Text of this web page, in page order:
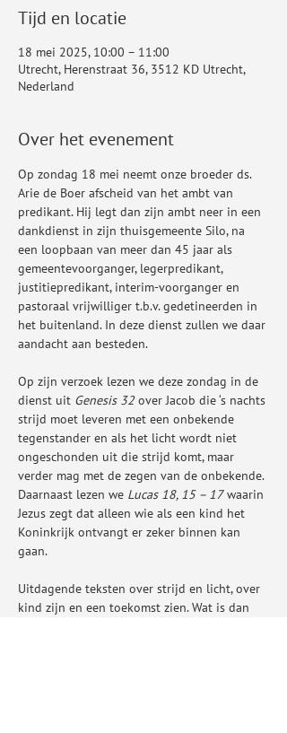
Tijd en locatie
18 mei 2025, 10:00 – 11:00
Utrecht, Herenstraat 36, 3512 KD Utrecht,
Nederland
Over het evenement
Op zondag 18 mei neemt onze broeder ds.
Arie de Boer afscheid van het ambt van
predikant. Hij legt dan zijn ambt neer in een
dankdienst in zijn thuisgemeente Silo, na
een loopbaan van meer dan 45 jaar als
gemeentevoorganger, legerpredikant,
justitiepredikant, interim-voorganger en
pastoraal vrijwilliger t.b.v. gedetineerden in
het buitenland. In deze dienst zullen we daar
aandacht aan besteden.
Op zijn verzoek lezen we deze zondag in de
dienst uit Genesis 32 over Jacob die ‘s nachts
strijd moet leveren met een onbekende
tegenstander en als het licht wordt niet
ongeschonden uit die strijd komt, maar
verder mag met de zegen van de onbekende.
Daarnaast lezen we Lucas 18, 15 – 17 waarin
Jezus zegt dat alleen wie als een kind het
Koninkrijk ontvangt er zeker binnen kan
gaan.
Uitdagende teksten over strijd en licht, over
kind zijn en een toekomst zien. Wat is dan